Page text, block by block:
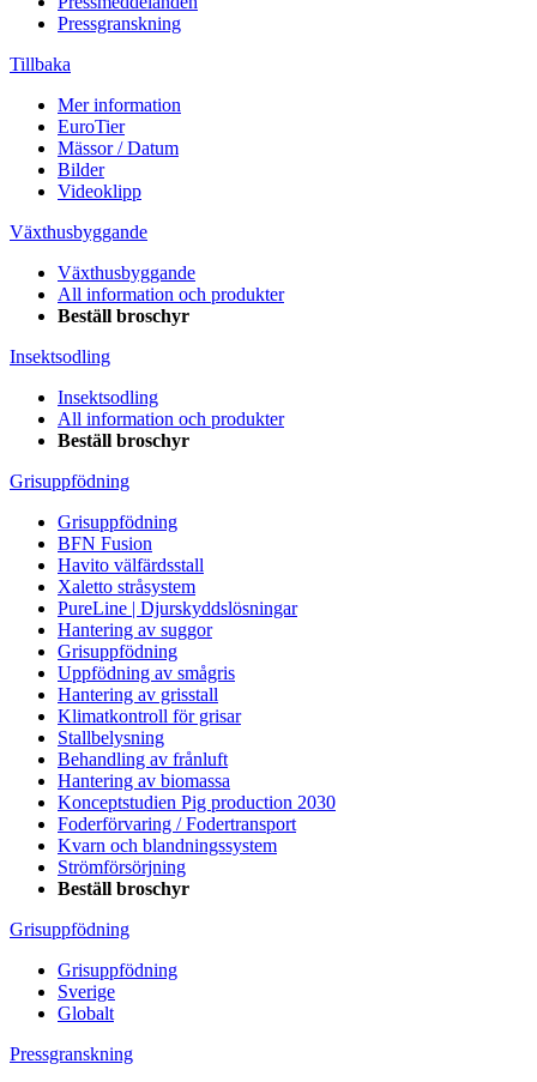
Pressgranskning
Tillbaka
Mer information
EuroTier
Mässor / Datum
Bilder
Videoklipp
Växthusbyggande
Växthusbyggande
All information och produkter
Beställ broschyr
Insektsodling
Insektsodling
All information och produkter
Beställ broschyr
Grisuppfödning
Grisuppfödning
BFN Fusion
Havito välfärdsstall
Xaletto stråsystem
PureLine | Djurskyddslösningar
Hantering av suggor
Grisuppfödning
Uppfödning av smågris
Hantering av grisstall
Klimatkontroll för grisar
Stallbelysning
Behandling av frånluft
Hantering av biomassa
Konceptstudien Pig production 2030
Foderförvaring / Fodertransport
Kvarn och blandningssystem
Strömförsörjning
Beställ broschyr
Grisuppfödning
Grisuppfödning
Sverige
Globalt
Pressgranskning